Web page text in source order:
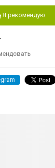
Я рекомендую